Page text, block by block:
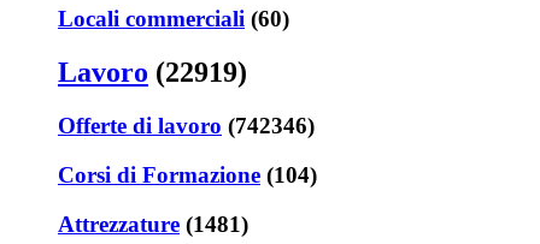
Locali commerciali (60)
Lavoro (22919)
Offerte di lavoro (742346)
Corsi di Formazione (104)
Attrezzature (1481)